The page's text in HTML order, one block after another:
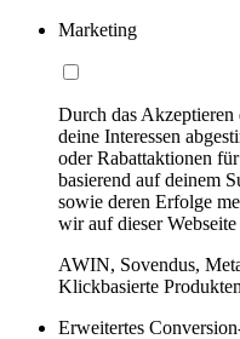
Marketing
Durch das
deine Interessen
oder Rabattaktionen
basierend auf deinem
sowie deren Erfolge
wir auf dieser
AWIN, Sovendus,
Klickbasierte
Erweitertes